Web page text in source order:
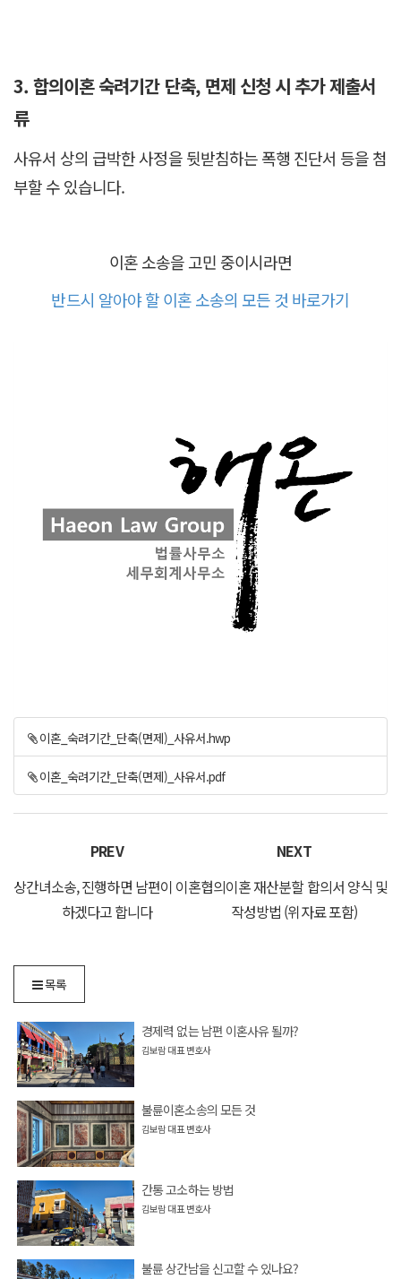
3. 합의이혼 숙려기간 단축, 면제 신청 시 추가 제출서
류
사유서 상의 급박한 사정을 뒷받침하는 폭행 진단서 등을 첨
부할 수 있습니다.
이혼 소송을 고민 중이시라면
반드시 알아야 할 이혼 소송의 모든 것 바로가기
이혼_숙려기간_단축(면제)_사유서.hwp
이혼_숙려기간_단축(면제)_사유서.pdf
PREV
상간녀소송, 진행하면 남편이 이혼
하겠다고 합니다
NEXT
협의이혼 재산분할 합의서 양식 및
작성방법 (위자료 포함)
목록
경제력 없는 남편 이혼사유 될까?
김보람 대표 변호사
불륜이혼소송의 모든 것
김보람 대표 변호사
간통 고소하는 방법
김보람 대표 변호사
불륜 상간남을 신고할 수 있나요?